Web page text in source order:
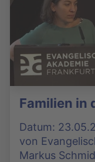
Familien in
Datum:
von
Markus